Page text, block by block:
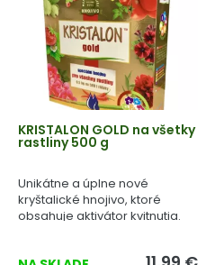
KRISTALON GOLD na všetky
rastliny 500 g
Unikátne a úplne nové
kryštalické hnojivo, ktoré
obsahuje aktivátor kvitnutia.